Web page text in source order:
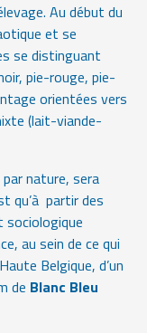
Au début du
et se
se distinguant
pie-rouge, pie-
orientées vers
(lait-viande-
nature, sera
qu’à partir des
au sein de ce qui
Belgique, d’un
de Blanc Bleu